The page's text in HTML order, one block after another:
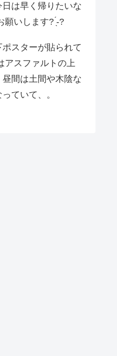
は早く帰りたいな
願いします? ̖́-?
スターが貼られて
アスファルトの上
間は土間や木陰な
ていて、。